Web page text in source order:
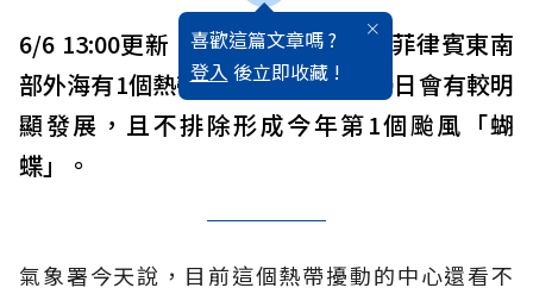
喜歡這篇文章嗎 ?
登入 後立即收藏 !
6/6 13:00更新：中央氣象署觀測，菲律賓東南
部外海有1個熱帶擾動，預估8日到9日會有較明
顯發展，且不排除形成今年第1個颱風「蝴
蝶」。
氣象署今天說，目前這個熱帶擾動的中心還看不